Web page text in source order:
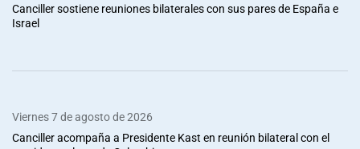
Canciller sostiene reuniones bilaterales con sus pares de España e
Israel
Viernes 7 de agosto de 2026
Canciller acompaña a Presidente Kast en reunión bilateral con el